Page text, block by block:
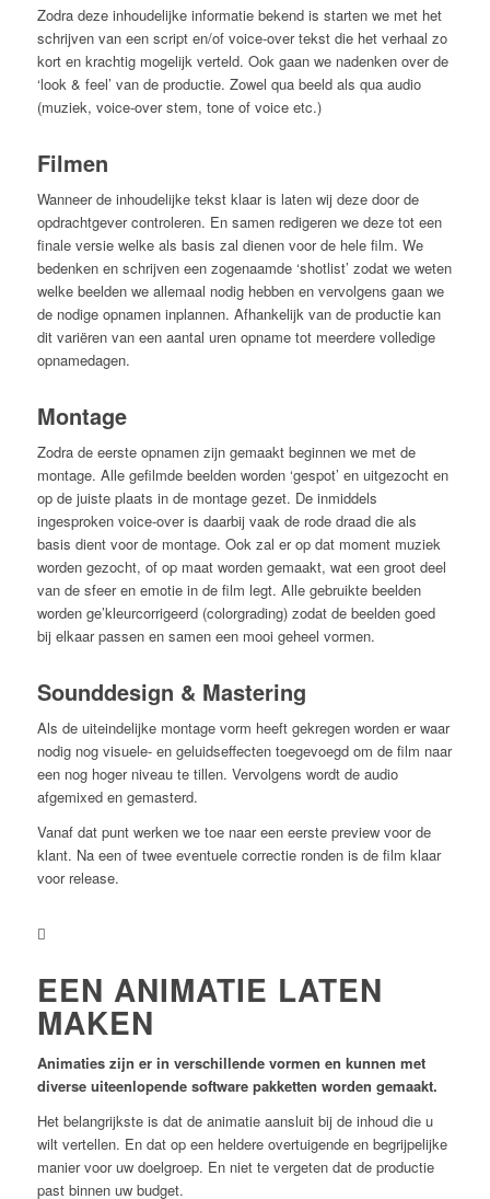
Zodra deze inhoudelijke informatie bekend is starten we met het
schrijven van een script en/of voice-over tekst die het verhaal zo
kort en krachtig mogelijk verteld. Ook gaan we nadenken over de
‘look & feel’ van de productie. Zowel qua beeld als qua audio
(muziek, voice-over stem, tone of voice etc.)
Filmen
Wanneer de inhoudelijke tekst klaar is laten wij deze door de
opdrachtgever controleren. En samen redigeren we deze tot een
finale versie welke als basis zal dienen voor de hele film. We
bedenken en schrijven een zogenaamde ‘shotlist’ zodat we weten
welke beelden we allemaal nodig hebben en vervolgens gaan we
de nodige opnamen inplannen. Afhankelijk van de productie kan
dit variëren van een aantal uren opname tot meerdere volledige
opnamedagen.
Montage
Zodra de eerste opnamen zijn gemaakt beginnen we met de
montage. Alle gefilmde beelden worden ‘gespot’ en uitgezocht en
op de juiste plaats in de montage gezet. De inmiddels
ingesproken voice-over is daarbij vaak de rode draad die als
basis dient voor de montage. Ook zal er op dat moment muziek
worden gezocht, of op maat worden gemaakt, wat een groot deel
van de sfeer en emotie in de film legt. Alle gebruikte beelden
worden ge’kleurcorrigeerd (colorgrading) zodat de beelden goed
bij elkaar passen en samen een mooi geheel vormen.
Sounddesign & Mastering
Als de uiteindelijke montage vorm heeft gekregen worden er waar
nodig nog visuele- en geluidseffecten toegevoegd om de film naar
een nog hoger niveau te tillen. Vervolgens wordt de audio
afgemixed en gemasterd.
Vanaf dat punt werken we toe naar een eerste preview voor de
klant. Na een of twee eventuele correctie ronden is de film klaar
voor release.
EEN ANIMATIE LATEN
MAKEN
Animaties zijn er in verschillende vormen en kunnen met
diverse uiteenlopende software pakketten worden gemaakt.
Het belangrijkste is dat de animatie aansluit bij de inhoud die u
wilt vertellen. En dat op een heldere overtuigende en begrijpelijke
manier voor uw doelgroep. En niet te vergeten dat de productie
past binnen uw budget.